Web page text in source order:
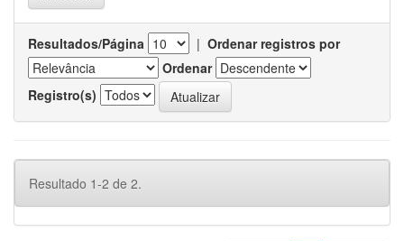
Resultados/Página | Ordenar registros por
Ordenar
Registro(s)
Resultado 1-2 de 2.